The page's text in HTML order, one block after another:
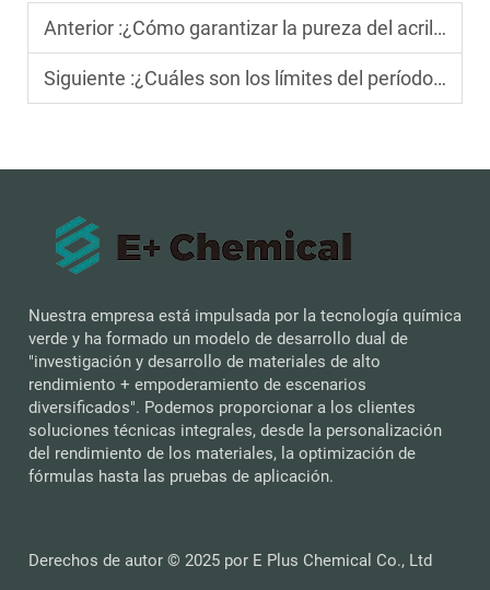
Anterior :¿Cómo garantizar la pureza del acrilato de 2-etilhexilo durante el proceso de síntesis?
Siguiente :¿Cuáles son los límites del período de almacenamiento del acrilato de 2-etilhexilo bajo condiciones normales?
Nuestra empresa está impulsada por la tecnología química
verde y ha formado un modelo de desarrollo dual de
"investigación y desarrollo de materiales de alto
rendimiento + empoderamiento de escenarios
diversificados". Podemos proporcionar a los clientes
soluciones técnicas integrales, desde la personalización
del rendimiento de los materiales, la optimización de
fórmulas hasta las pruebas de aplicación.
Derechos de autor © 2025 por E Plus Chemical Co., Ltd